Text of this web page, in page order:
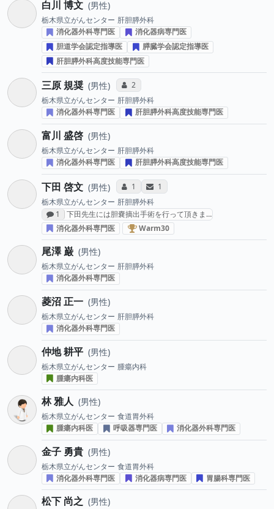
白川 博文 男性
栃木県立がんセンター 肝胆膵外科
消化器外科専門医
消化器病専門医
胆道学会認定指導医
膵臓学会認定指導医
肝胆膵外科高度技能専門医
三原 規奨 男性 コミュニケーション・タイプ投票数
2
栃木県立がんセンター 肝胆膵外科
消化器外科専門医
肝胆膵外科高度技能専門医
富川 盛啓 男性
栃木県立がんセンター 肝胆膵外科
消化器外科専門医
肝胆膵外科高度技能専門医
下田 啓文 男性 コミュニケーション・タイプ投票数
1 サンキューレター送付数
1
栃木県立がんセンター 肝胆膵外科
感想投稿数
1
下田先生には胆嚢摘出手術を行って頂きま…
消化器外科専門医
Warm30消化器がん治療医 “Warm30”
尾澤 巌 男性
栃木県立がんセンター 肝胆膵外科
消化器外科専門医
菱沼 正一 男性
栃木県立がんセンター 肝胆膵外科
消化器外科専門医
仲地 耕平 男性
栃木県立がんセンター 腫瘍内科
腫瘍内科医
林 雅人 男性
栃木県立がんセンター 食道胃外科
腫瘍内科医
呼吸器専門医 消化器外科専門医
金子 勇貴 男性
栃木県立がんセンター 食道胃外科
消化器外科専門医
消化器病専門医 胃腸科専門医
松下 尚之 男性